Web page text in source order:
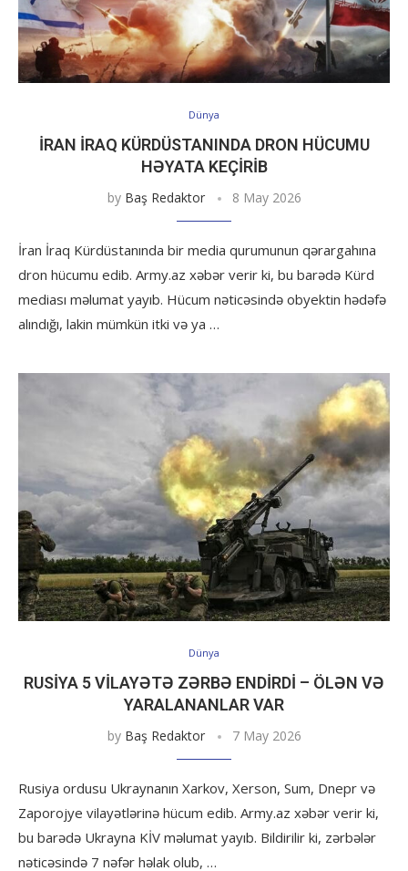
Dünya
İRAN İRAQ KÜRDÜSTANINDA DRON HÜCUMU
HƏYATA KEÇIRIB
by Baş Redaktor 8 May 2026
İran İraq Kürdüstanında bir media qurumunun qərargahına
dron hücumu edib. Army.az xəbər verir ki, bu barədə Kürd
mediası məlumat yayıb. Hücum nəticəsində obyektin hədəfə
alındığı, lakin mümkün itki və ya …
Dünya
RUSIYA 5 VILAYƏTƏ ZƏRBƏ ENDIRDI – ÖLƏN VƏ
YARALANANLAR VAR
by Baş Redaktor 7 May 2026
Rusiya ordusu Ukraynanın Xarkov, Xerson, Sum, Dnepr və
Zaporojye vilayətlərinə hücum edib. Army.az xəbər verir ki,
bu barədə Ukrayna KİV məlumat yayıb. Bildirilir ki, zərbələr
nəticəsində 7 nəfər həlak olub, …